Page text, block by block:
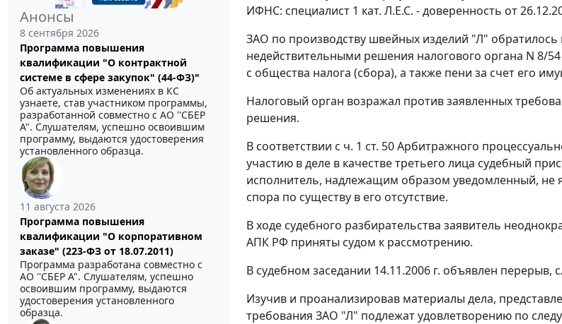
Анонсы
8 сентября 2026
Программа повышения
квалификации "О контрактной
системе в сфере закупок" (44-ФЗ)"
Об актуальных изменениях в КС
узнаете, став участником программы,
разработанной совместно с АО ''СБЕР
А". Слушателям, успешно освоившим
программу, выдаются удостоверения
установленного образца.
11 августа 2026
Программа повышения
квалификации "О корпоративном
заказе" (223-ФЗ от 18.07.2011)
Программа разработана совместно с
АО ''СБЕР А". Слушателям, успешно
освоившим программу, выдаются
удостоверения установленного
образца.
ИФНС: специалист 1 кат. Л.Е.С. - доверенность от
ЗАО по производству швейных изделий "Л"
недействительными решения налогового органа N 8/
с общества налога (сбора), а также пени за счет его
Налоговый орган возражал против заявленных
решения.
В соответствии с ч. 1 ст. 50Арбитражного
участию в деле в качестве третьего лица судебный
исполнитель, надлежащим образом уведомленный, не
спора по существу в его отсутствие.
В ходе судебного разбирательства заявитель
АПК РФ приняты судом к рассмотрению.
В судебном заседании 14.11.2006 г. объявлен перерыв,
Изучив и проанализировав материалы дела,
требования ЗАО "Л" подлежат удовлетворению по